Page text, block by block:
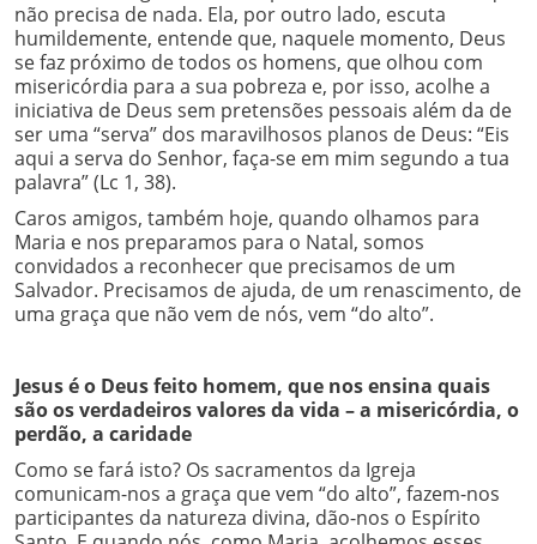
não precisa de nada. Ela, por outro lado, escuta
humildemente, entende que, naquele momento, Deus
se faz próximo de todos os homens, que olhou com
misericórdia para a sua pobreza e, por isso, acolhe a
iniciativa de Deus sem pretensões pessoais além da de
ser uma “serva” dos maravilhosos planos de Deus: “Eis
aqui a serva do Senhor, faça-se em mim segundo a tua
palavra” (Lc 1, 38).
Caros amigos, também hoje, quando olhamos para
Maria e nos preparamos para o Natal, somos
convidados a reconhecer que precisamos de um
Salvador. Precisamos de ajuda, de um renascimento, de
uma graça que não vem de nós, vem “do alto”.
Jesus é o Deus feito homem, que nos ensina quais
são os verdadeiros valores da vida – a misericórdia, o
perdão, a caridade
Como se fará isto? Os sacramentos da Igreja
comunicam-nos a graça que vem “do alto”, fazem-nos
participantes da natureza divina, dão-nos o Espírito